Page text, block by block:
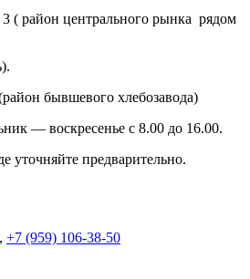
( район центрального рынка рядом
бывшевого хлебозавода)
— воскресенье с 8.00 до 16.00.
уточняйте предварительно.
, +7 (959) 106-38-50